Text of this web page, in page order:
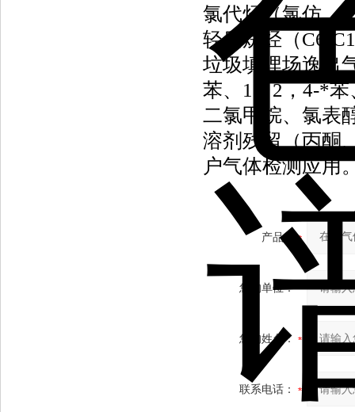
氯代烃（氯仿、
轻质烷烃（C6-
垃圾填埋场逸出
苯、1，2，4-*
二氯甲烷、氯表
溶剂残留（丙酮
户气体检测应用
产品：
您的单位：
您的姓名：
联系电话：